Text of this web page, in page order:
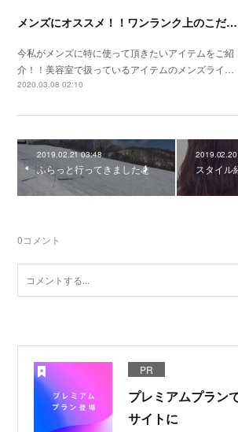
メンズにオススメ！！ワンランク上のこだわり商品！！
今私がメンズに特に使って頂きたいアイテムをご紹
介！！美容室で扱っているアイテムのメンズライ…
2020.03.08 02:10
2019.02.21 03:48
ふらっと行ってきました🏂 スタイル
0コメント
PR
プレミアムプラン
サイトに